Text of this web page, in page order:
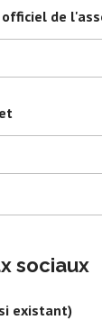
de
sociaux
existant)